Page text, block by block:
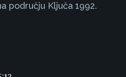
području Ključa 1992.